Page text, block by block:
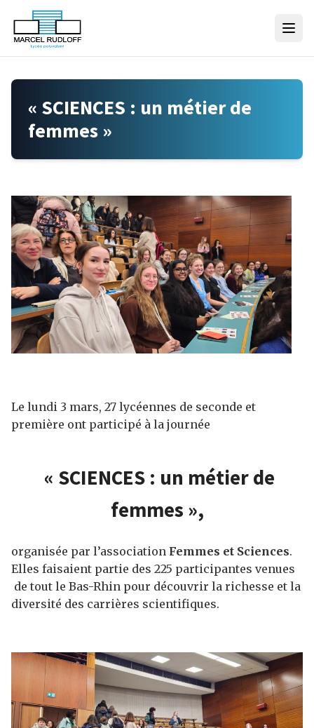
Skip to content
« SCIENCES : un métier de
femmes »
Le lundi 3 mars, 27 lycéennes de seconde et
première ont participé à la journée
« SCIENCES : un métier de
femmes »,
organisée par l’association Femmes et Sciences.
Elles faisaient partie des 225 participantes venues
de tout le Bas-Rhin pour découvrir la richesse et la
diversité des carrières scientifiques.